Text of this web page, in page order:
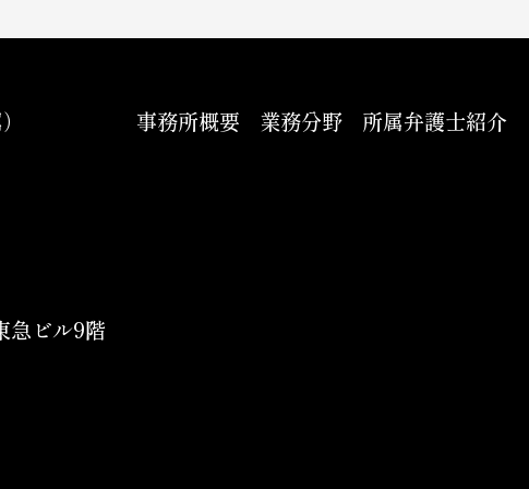
急ビル9階
事務所概要 業務分野 所属弁護士紹介